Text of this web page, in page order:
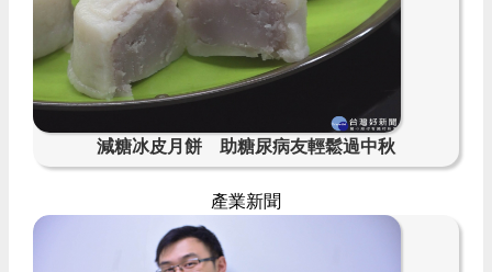
減糖冰皮月餅 助糖尿病友輕鬆過中秋
產業新聞